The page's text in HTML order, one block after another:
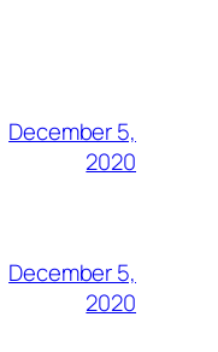
December 5,
2020
December 5,
2020